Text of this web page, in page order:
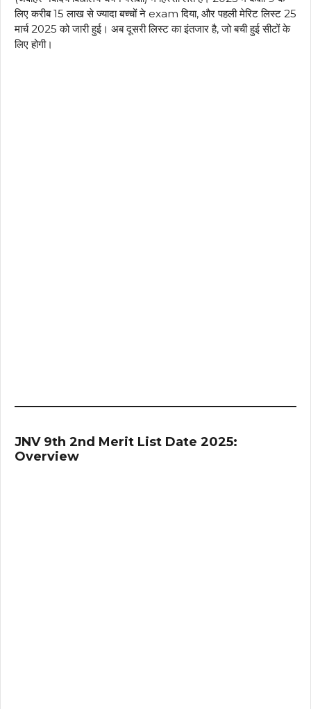
लिए करीब 15 लाख से ज्यादा बच्चों ने exam दिया, और पहली मेरिट लिस्ट 25
मार्च 2025 को जारी हुई। अब दूसरी लिस्ट का इंतजार है, जो बची हुई सीटों के
लिए होगी।
JNV 9th 2nd Merit List Date 2025:
Overview